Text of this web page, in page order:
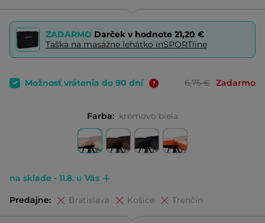
ZADARMO Darček v hodnote 21,20 €
Taška na masážne lehátko inSPORTline
Možnosť vrátenia do 90 dní 6,75 € Zadarmo
Farba: krémovo biela
na sklade - 11.8. u Vás
Predajne: Bratislava Košice Trenčín